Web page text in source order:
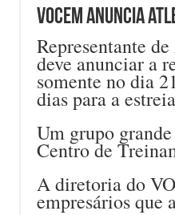
VOCEM anuncia
Representante
deve anunciar a
somente no dia
dias para a
Um grupo
Centro de
A diretoria do
empresários que